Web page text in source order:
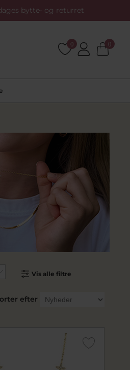
bytte- og returret
0 0
Vis alle filtre
efter